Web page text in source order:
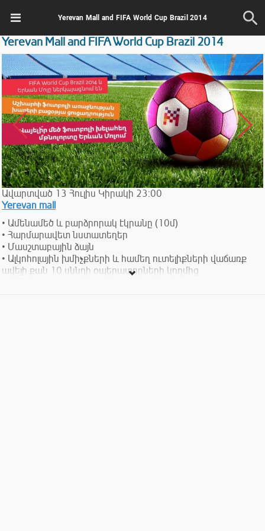
Yerevan Mall and FIFA World Cup Brazil 2014
Yerevan Mall and FIFA World Cup Brazil 2014
Ավարտված 13 Հուլիս Կիրակի 23:00
Yerevan mall
• Ամենամեծ և բարձրորակ էկրանը (10մ)
• Հարմարավետ նստատեղեր
• Մասշտաբային ձայն
• Ալկոհոլային խմիչքների և համեղ ուտելիքների վաճառք
ավելի քան 10 սննդի օպերատորների կողմից